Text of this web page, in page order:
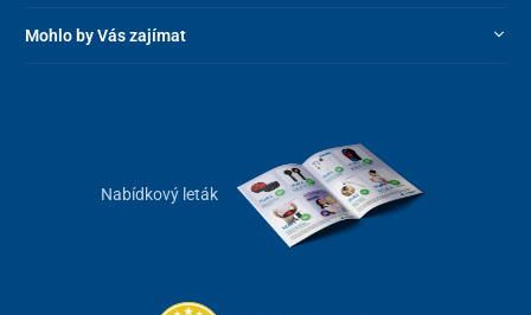
Mohlo by Vás zajímat
Nabídkový leták